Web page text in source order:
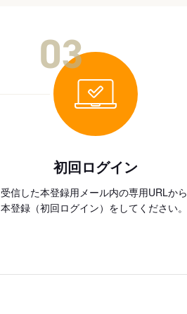
初回ログイン
受信した本登録用メール内の専用URLから
本登録（初回ログイン）をしてください。